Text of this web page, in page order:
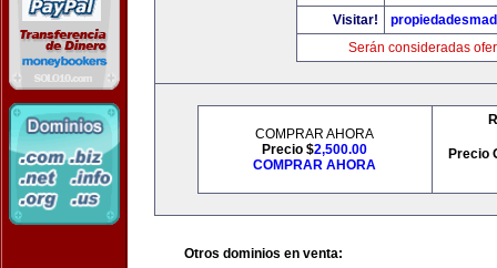
Visitar!
Serán consideradas
COMPRAR AHORA
Precio $2,500.00
COMPRAR AHORA
Precio
Otros dominios en venta: